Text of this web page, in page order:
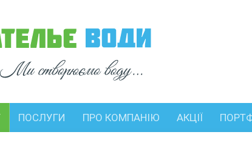
ПОСЛУГИ ПРО КОМПАНІЮ АКЦІЇ